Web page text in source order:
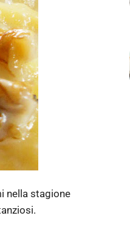
nella stagione